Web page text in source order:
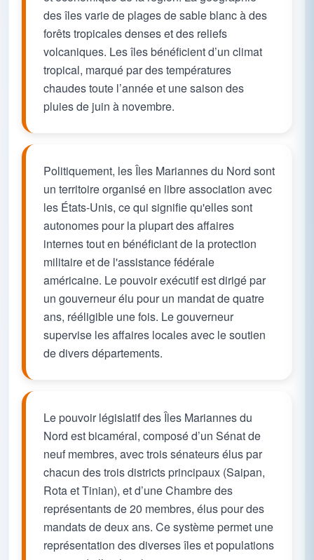
des îles varie de plages de sable blanc à des
forêts tropicales denses et des reliefs
volcaniques. Les îles bénéficient d’un climat
tropical, marqué par des températures
chaudes toute l’année et une saison des
pluies de juin à novembre.
Politiquement, les Îles Mariannes du Nord sont
un territoire organisé en libre association avec
les États-Unis, ce qui signifie qu'elles sont
autonomes pour la plupart des affaires
internes tout en bénéficiant de la protection
militaire et de l'assistance fédérale
américaine. Le pouvoir exécutif est dirigé par
un gouverneur élu pour un mandat de quatre
ans, rééligible une fois. Le gouverneur
supervise les affaires locales avec le soutien
de divers départements.
Le pouvoir législatif des Îles Mariannes du
Nord est bicaméral, composé d’un Sénat de
neuf membres, avec trois sénateurs élus par
chacun des trois districts principaux (Saipan,
Rota et Tinian), et d’une Chambre des
représentants de 20 membres, élus pour des
mandats de deux ans. Ce système permet une
représentation des diverses îles et populations